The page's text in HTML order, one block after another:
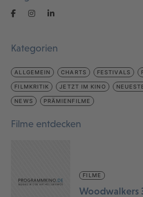
Kategorien
ALLGEMEIN CHARTS FESTIVALS
FILMKRITIK JETZT IM KINO
NEWS PRÄMIENFILME
Filme entdecken
FILME
Woodwalkers